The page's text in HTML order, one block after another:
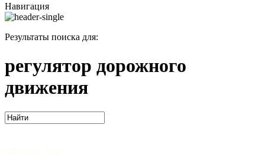
Навигация
Результаты поиска для:
регулятор дорожного
движения